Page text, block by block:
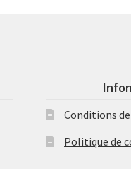
Conditions
Politique de